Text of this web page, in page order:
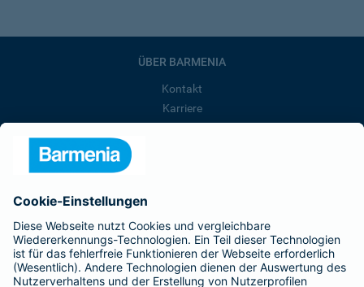
ÜBER BARMENIA
Kontakt
Karriere
Barmenia ist Teil der BarmeniaGothaer
BELIEBTE SEITEN
Kranken-Zusatzversicherung